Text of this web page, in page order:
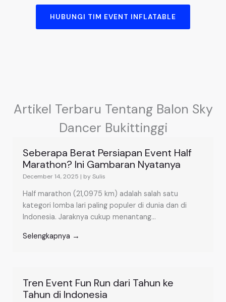
HUBUNGI TIM EVENT INFLATABLE
Artikel Terbaru Tentang Balon Sky
Dancer Bukittinggi
Seberapa Berat Persiapan Event Half
Marathon? Ini Gambaran Nyatanya
December 14, 2025 | by Sulis
Half marathon (21,0975 km) adalah salah satu
kategori lomba lari paling populer di dunia dan di
Indonesia. Jaraknya cukup menantang...
Selengkapnya →
Tren Event Fun Run dari Tahun ke
Tahun di Indonesia